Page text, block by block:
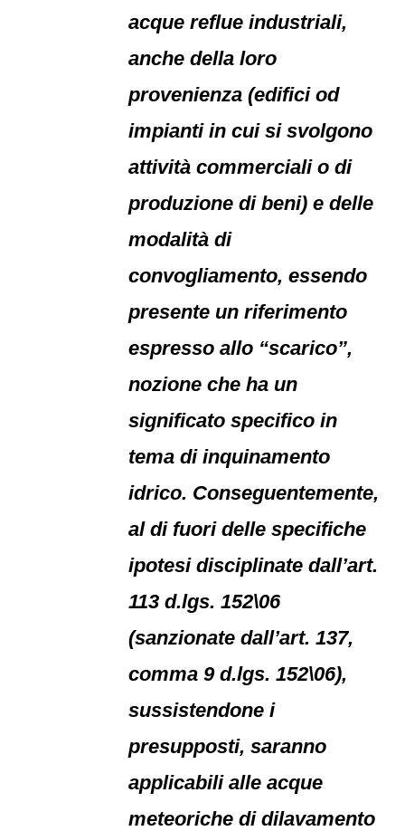
acque reflue industriali,
anche della loro
provenienza (edifici od
impianti in cui si svolgono
attività commerciali o di
produzione di beni) e delle
modalità di
convogliamento, essendo
presente un riferimento
espresso allo “scarico”,
nozione che ha un
significato specifico in
tema di inquinamento
idrico. Conseguentemente,
al di fuori delle specifiche
ipotesi disciplinate dall’art.
113 d.lgs. 152\06
(sanzionate dall’art. 137,
comma 9 d.lgs. 152\06),
sussistendone i
presupposti, saranno
applicabili alle acque
meteoriche di dilavamento